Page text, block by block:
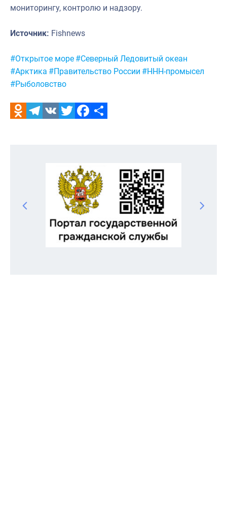
мониторингу, контролю и надзору.
Источник: Fishnews
Метки:
#Открытое море #Северный Ледовитый океан
#Арктика #Правительство России #ННН-промысел
#Рыболовство